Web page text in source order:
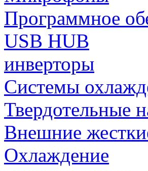
Программное
USB HUB
инверторы
Системы
Твердотельные
Внешние
Охлаждение